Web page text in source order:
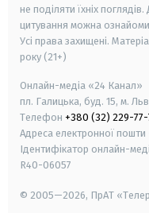
не поділяти їхніх
цитування можна
Усі права захищені.
року (21+)
Онлайн-медіа «24 Канал»
пл. Галицька, буд. 15, м.
Телефон +380 (32) 229-77-
Адреса електронної
Ідентифікатор онлайн-
R40-06057
© 2005—2026, ПрАТ